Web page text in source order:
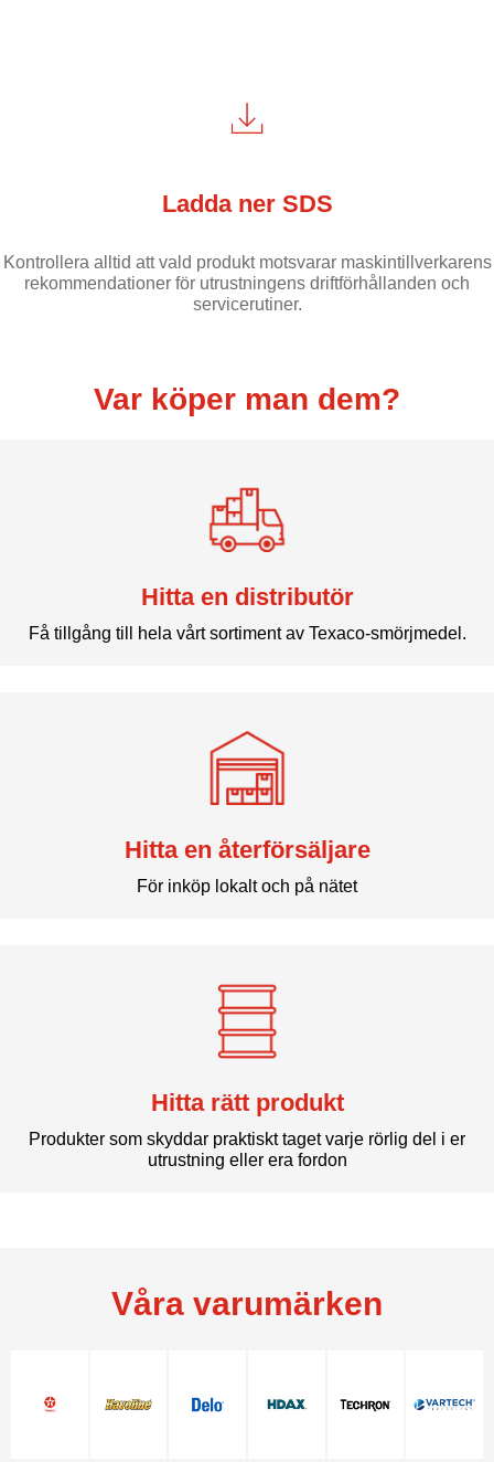
Ladda ner SDS
Kontrollera alltid att vald produkt motsvarar maskintillverkarens
rekommendationer för utrustningens driftförhållanden och
servicerutiner.
Var köper man dem?
Hitta en distributör
Få tillgång till hela vårt sortiment av Texaco-smörjmedel.
Hitta en återförsäljare
För inköp lokalt och på nätet
Hitta rätt produkt
Produkter som skyddar praktiskt taget varje rörlig del i er
utrustning eller era fordon
Våra varumärken